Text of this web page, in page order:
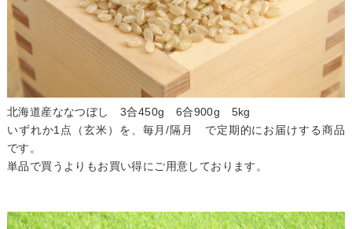
北海道産ななつぼし 3合450g 6合900g 5kg
いずれか1点（玄米）を、毎月/隔月 で定期的にお届けする商品
です。
単品で買うよりもお買い得にご用意しております。